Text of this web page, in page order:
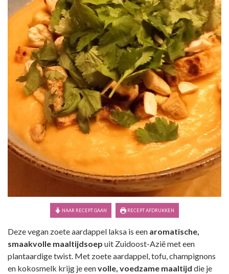
NAAR RECEPT GAAN RECEPT AFDRUKKEN
Deze vegan zoete aardappel laksa is een aromatische,
smaakvolle maaltijdsoep uit Zuidoost-Azië met een
plantaardige twist. Met zoete aardappel, tofu, champignons
en kokosmelk krijg je eenvolle, voedzame maaltijd die je